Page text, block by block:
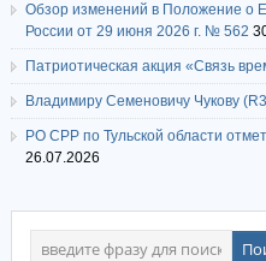
Обзор изменений в Положение о
России от 29 июня 2026 г. № 562
Патриотическая акция «Связь
Владимиру Семеновичу Чукову
РО СРР по Тульской области
26.07.2026